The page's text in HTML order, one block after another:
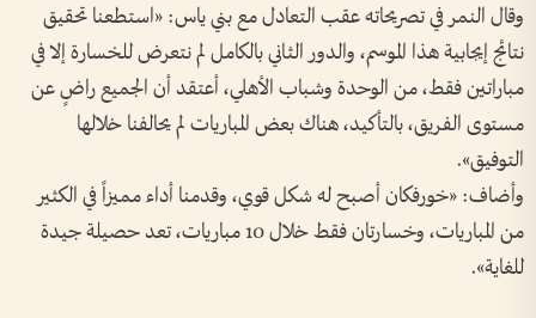
وقال النمر في تصريحاته عقب التعادل مع بني ياس: «استطعنا تحقيق
نتائج إيجابية هذا الموسم، والدور الثاني بالكامل لم نتعرض للخسارة إلا في
مباراتين فقط، من الوحدة وشباب الأهلي، أعتقد أن الجميع راضٍ عن
مستوى الفريق، بالتأكيد، هناك بعض المباريات لم يحالفنا خلالها
التوفيق».
وأضاف: «خورفكان أصبح له شكل قوي، وقدمنا أداء مميزاً في الكثير
من المباريات، وخسارتان فقط خلال 10 مباريات، تعد حصيلة جيدة
للغاية».